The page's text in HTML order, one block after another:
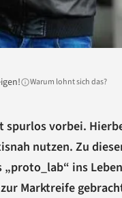
Warum lohnt sich das?
vorbei.
nutzen. Zu
ins
Marktreife